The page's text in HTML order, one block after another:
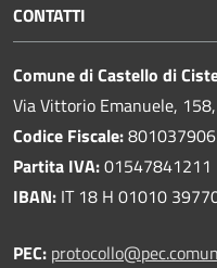
CONTATTI
Comune di Castello di
Via Vittorio Emanuele,
Codice Fiscale:
Partita IVA:01547841211
IBAN: IT 18 H 01010
PEC: